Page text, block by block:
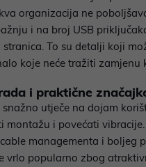
organizacija ne
i na broj USB
To su detalji koji
koje neće tražiti
i praktične
utječe na dojam
montažu i povećati
managementa i boljeg
vrlo popularno zbog